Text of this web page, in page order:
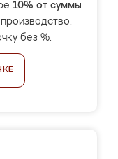
10% от суммы
без %.